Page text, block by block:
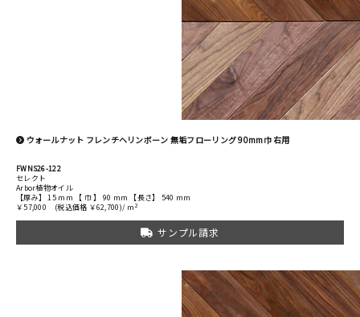
ウォールナット フレンチヘリンボーン 無垢フローリング 90mm巾 右用
FWNS26-122
セレクト
Arbor植物オイル
【厚み】 15 mm 【 巾 】 90 mm 【長さ】 540 mm
￥57,000
(税込価格 ￥62,700)/ m 2
サンプル請求